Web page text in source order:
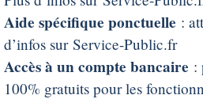
Aide spécifique ponctuelle :
d’infos sur Service-Public.fr
Accès à un compte bancaire :
100% gratuits pour les